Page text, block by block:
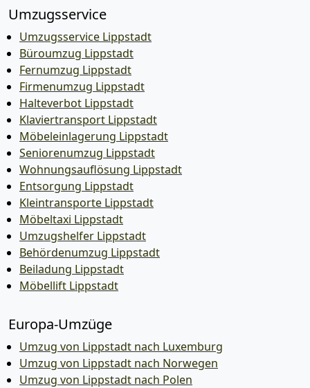
Umzugsservice
Umzugsservice Lippstadt
Büroumzug Lippstadt
Fernumzug Lippstadt
Firmenumzug Lippstadt
Halteverbot Lippstadt
Klaviertransport Lippstadt
Möbeleinlagerung Lippstadt
Seniorenumzug Lippstadt
Wohnungsauflösung Lippstadt
Entsorgung Lippstadt
Kleintransporte Lippstadt
Möbeltaxi Lippstadt
Umzugshelfer Lippstadt
Behördenumzug Lippstadt
Beiladung Lippstadt
Möbellift Lippstadt
Europa-Umzüge
Umzug von Lippstadt nach Luxemburg
Umzug von Lippstadt nach Norwegen
Umzug von Lippstadt nach Polen